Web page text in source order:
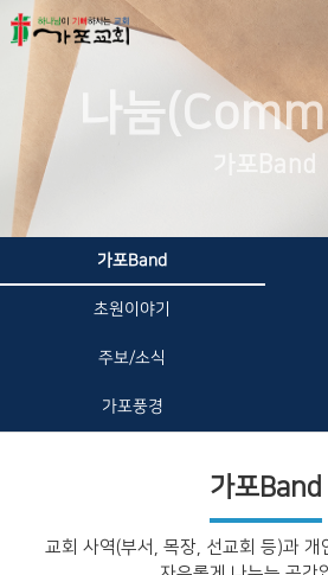
나눔
가포Band
가포Band
초원이야기
주보/소식
가포풍경
가포Band
교회 사역(부서, 목장, 선교회 등)과 개